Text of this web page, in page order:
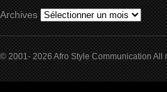
Archives
© 2001- 2026 Afro Style Communication All